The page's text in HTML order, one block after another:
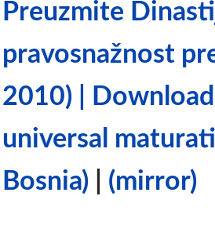
Preuzmite
pravosnažnost
2010) |
universal
Bosnia)
(mirror)